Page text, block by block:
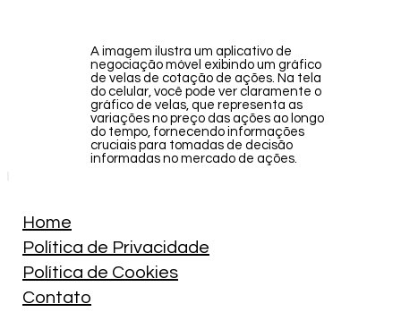
A imagem ilustra um aplicativo de
negociação móvel exibindo um gráfico
de velas de cotação de ações. Na tela
do celular, você pode ver claramente o
gráfico de velas, que representa as
variações no preço das ações ao longo
do tempo, fornecendo informações
cruciais para tomadas de decisão
informadas no mercado de ações.
Home
Política de Privacidade
Política de Cookies
Contato